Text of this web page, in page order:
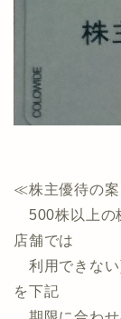
≪株主優待の
500株以上の
店舗では
利用できない
を下記